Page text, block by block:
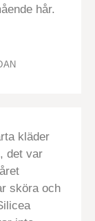
hår.
kläder
det var
sköra och